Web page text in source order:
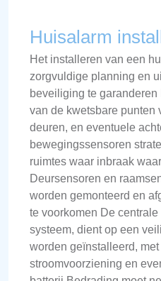
Huisalarm
Het installeren van een
zorgvuldige planning en
beveiliging te
van de kwetsbare punten
deuren, en eventuele
bewegingssensoren
ruimtes waar inbraak
Deursensoren en
worden gemonteerd en
te voorkomen De
systeem, dient op een
worden geïnstalleerd,
stroomvoorziening en